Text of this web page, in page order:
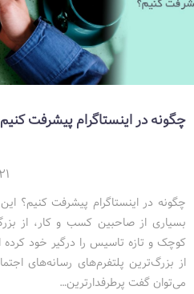
چگونه در اینستاگرام پیشرفت
چگونه در اینستاگرام پیشرفت کنیم؟
بسیاری از صاحبین کسب و کار، از
کوچک و تازه تاسیس را درگیر خود کرده
از بزرگ‌ترین پلتفرم‌های رسانه‌های
می‌توان گفت پرطرفدارترین…